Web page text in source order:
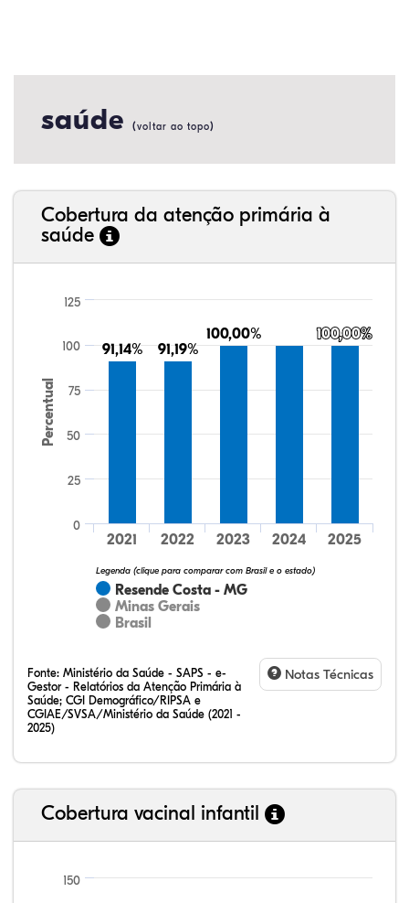
saúde (voltar ao topo)
Cobertura da atenção primária à
saúde
Percentual
91,14%
91,14% 91,19%
91,19%
100,00%
100,00% 100,00%
100,00%
Resende Costa - MG
Minas Gerais
Brasil
Legenda (clique para comparar com Brasil e o estado)
2021 2022 2023 2024 2025
0
25
50
75
100
125
Fonte: Ministério da Saúde - SAPS - e-
Gestor - Relatórios da Atenção Primária à
Saúde; CGI Demográfico/RIPSA e
CGIAE/SVSA/Ministério da Saúde (2021 -
2025)
Notas Técnicas
Cobertura vacinal infantil
150
33,60%
17,60%
0,00%
48,00%
0,80%
0,00%
32,28%
12,07%
0,23%
51,73%
2,94%
0,75%